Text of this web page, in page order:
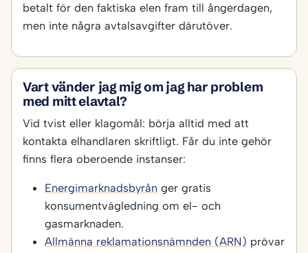
betalt för den faktiska elen fram till ångerdagen,
men inte några avtalsavgifter därutöver.
Vart vänder jag mig om jag har problem
med mitt elavtal?
Vid tvist eller klagomål: börja alltid med att
kontakta elhandlaren skriftligt. Får du inte gehör
finns flera oberoende instanser:
Energimarknadsbyrån ger gratis
konsumentvägledning om el- och
gasmarknaden.
Allmänna reklamationsnämnden (ARN) prövar